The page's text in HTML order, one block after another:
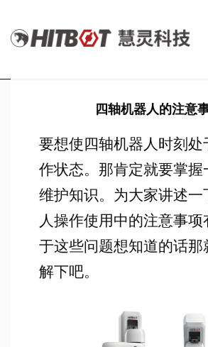
四轴机器人的注意
要想使四轴机器人时刻处
作状态。那肯定就要掌握
维护知识。为大家讲述一
人操作使用中的注意事
于这些问题想知道的话那
解下吧。